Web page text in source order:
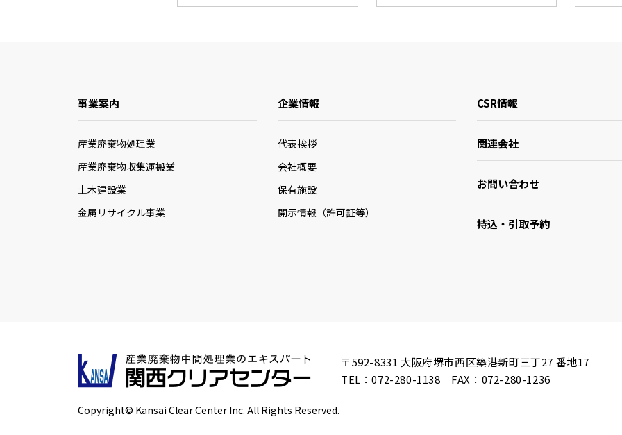
事業案内
産業廃棄物処理業
産業廃棄物収集運搬業
土木建設業
金属リサイクル事業
企業情報
代表挨拶
会社概要
保有施設
開示情報（許可証等）
CSR情報
関連会社
お問い合わせ
持込・引取予約
〒592-8331 大阪府堺市西区築港新町三丁27 番地17
TEL：072-280-1138 FAX：072-280-1236
Copyright© Kansai Clear Center Inc. All Rights Reserved.